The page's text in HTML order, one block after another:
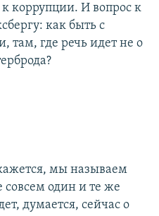
к коррупции. И вопрос к
как быть с
там, где речь идет не о
мы называем
один и те же
думается, сейчас о